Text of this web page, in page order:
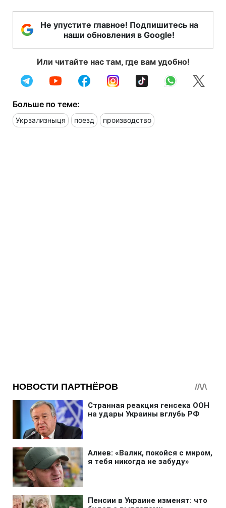
Не упустите главное! Подпишитесь на
наши обновления в Google!
Или читайте нас там, где вам удобно!
Больше по теме:
Укрзализныця поезд производство